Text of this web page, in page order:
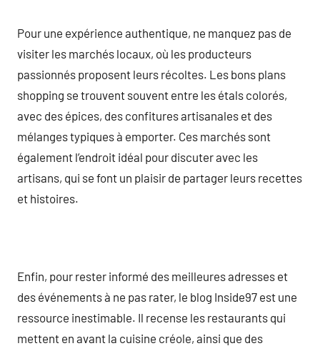
Pour une expérience authentique, ne manquez pas de
visiter les marchés locaux, où les producteurs
passionnés proposent leurs récoltes. Les bons plans
shopping se trouvent souvent entre les étals colorés,
avec des épices, des confitures artisanales et des
mélanges typiques à emporter. Ces marchés sont
également l’endroit idéal pour discuter avec les
artisans, qui se font un plaisir de partager leurs recettes
et histoires.
Enfin, pour rester informé des meilleures adresses et
des événements à ne pas rater, le blog Inside97 est une
ressource inestimable. Il recense les restaurants qui
mettent en avant la cuisine créole, ainsi que des